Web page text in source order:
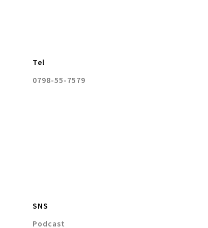
Tel
0798-55-7579
SNS
Podcast